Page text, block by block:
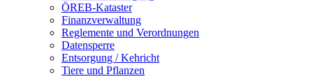
ÖREB-Kataster
Finanzverwaltung
Reglemente und Verordnungen
Datensperre
Entsorgung / Kehricht
Tiere und Pflanzen